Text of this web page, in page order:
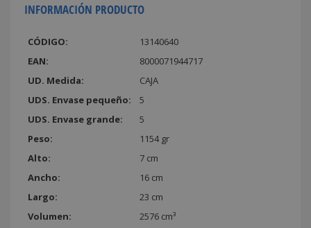
INFORMACIÓN PRODUCTO
CÓDIGO:
13140640
EAN:
8000071944717
UD. Medida:
CAJA
UDS. Envase pequeño:
5
UDS. Envase grande:
5
Peso:
1154 gr
Alto:
7 cm
Ancho:
16 cm
Largo:
23 cm
Volumen:
2576 cm³